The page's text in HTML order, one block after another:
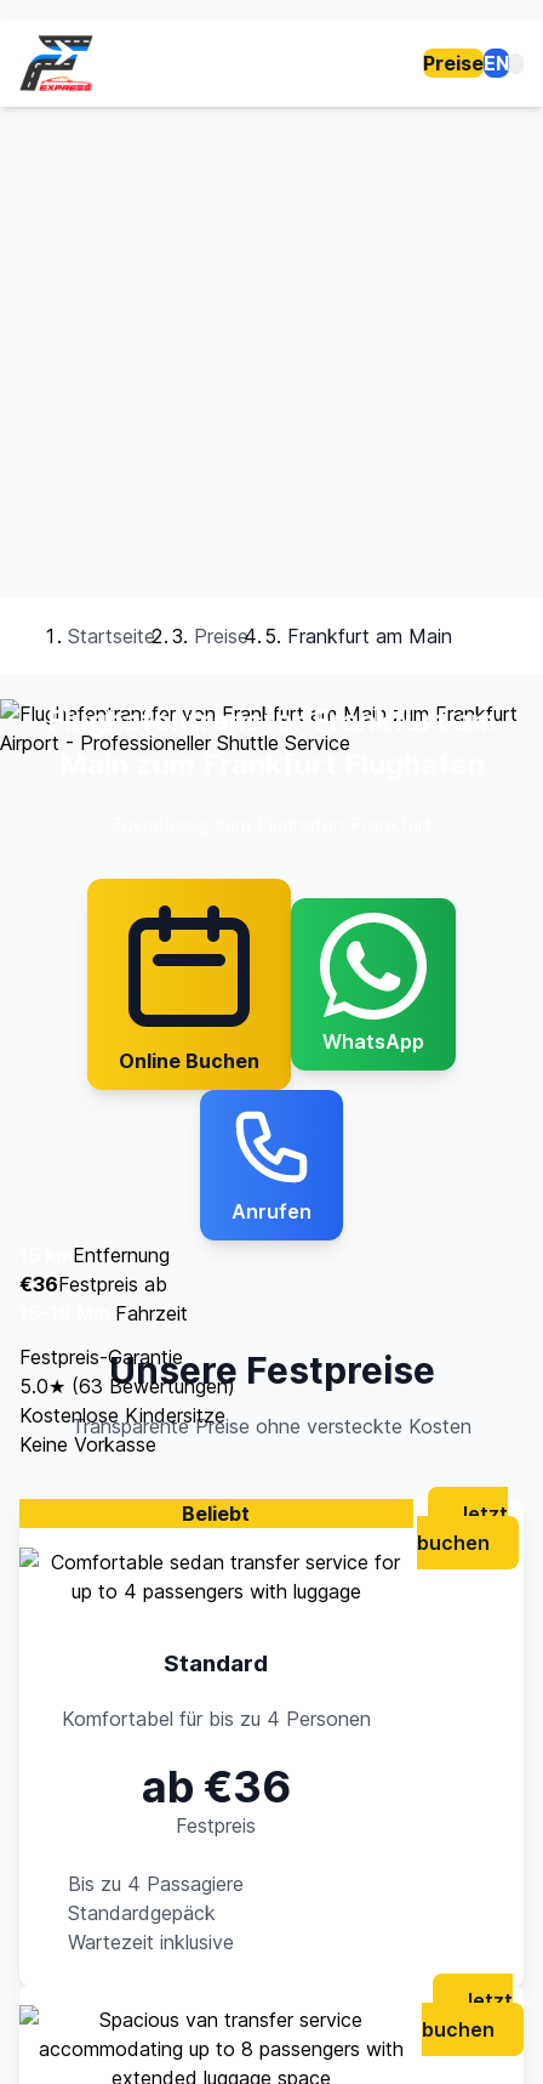
PreiseEN
Startseite Preise Frankfurt am Main
Flughafentransfer Frankfurt am
Online Buchen
WhatsApp
Anrufen
Entfernung
€36Festpreis ab
Fahrzeit
Festpreis-Garantie
5.0★ (63 Bewertungen)
Kostenlose Kindersitze
Keine Vorkasse
Unsere Festpreise
Transparente Preise ohne versteckte Kosten
Beliebt
Standard
Komfortabel für bis zu 4 Personen
ab €36
Festpreis
Bis zu 4 Passagiere
Standardgepäck
Wartezeit inklusive
Jetzt
buchen
Jetzt
buchen